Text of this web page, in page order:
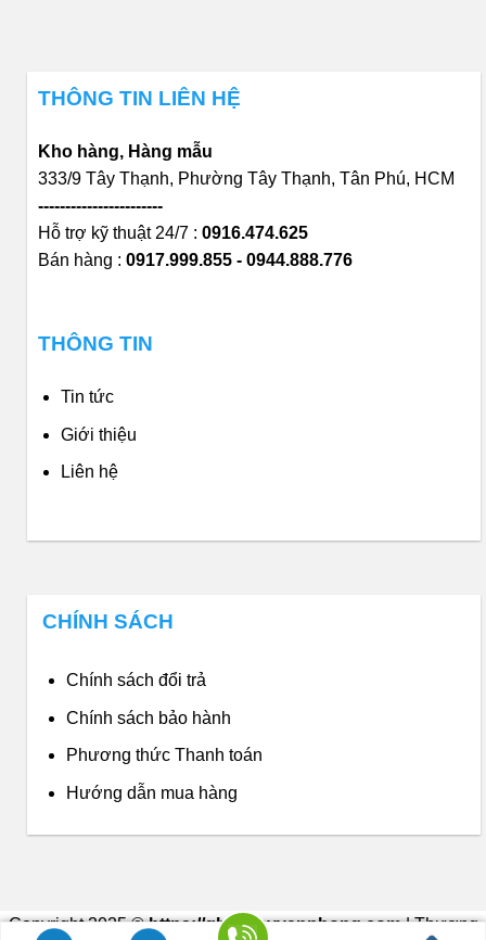
THÔNG TIN LIÊN HỆ
Kho hàng, Hàng mẫu
333/9 Tây Thạnh, Phường Tây Thạnh, Tân Phú, HCM
-----------------------
Hỗ trợ kỹ thuật 24/7 : 0916.474.625
Bán hàng : 0917.999.855 - 0944.888.776
THÔNG TIN
Tin tức
Giới thiệu
Liên hệ
CHÍNH SÁCH
Chính sách đổi trả
Chính sách bảo hành
Phương thức Thanh toán
Hướng dẫn mua hàng
Copyright 2025 ©https://ghexoayvanphong.com| Thương